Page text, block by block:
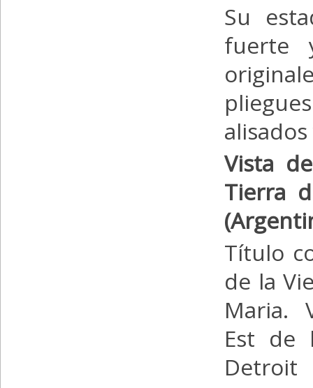
Su
fuerte
Vista
Tierra
Título
de la
Maria.
Est de